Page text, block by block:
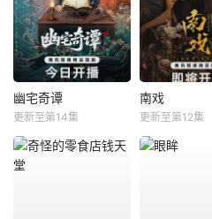
幽宅奇谭
更新至第14集
南戏
更新至第12集